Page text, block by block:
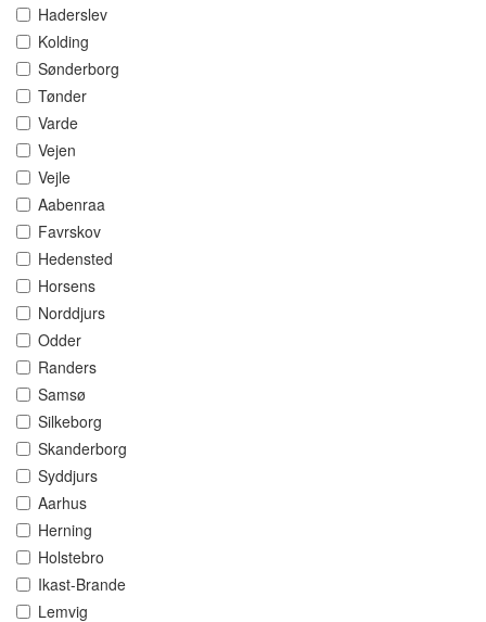
Haderslev
Kolding
Sønderborg
Tønder
Varde
Vejen
Vejle
Aabenraa
Favrskov
Hedensted
Horsens
Norddjurs
Odder
Randers
Samsø
Silkeborg
Skanderborg
Syddjurs
Aarhus
Herning
Holstebro
Ikast-Brande
Lemvig